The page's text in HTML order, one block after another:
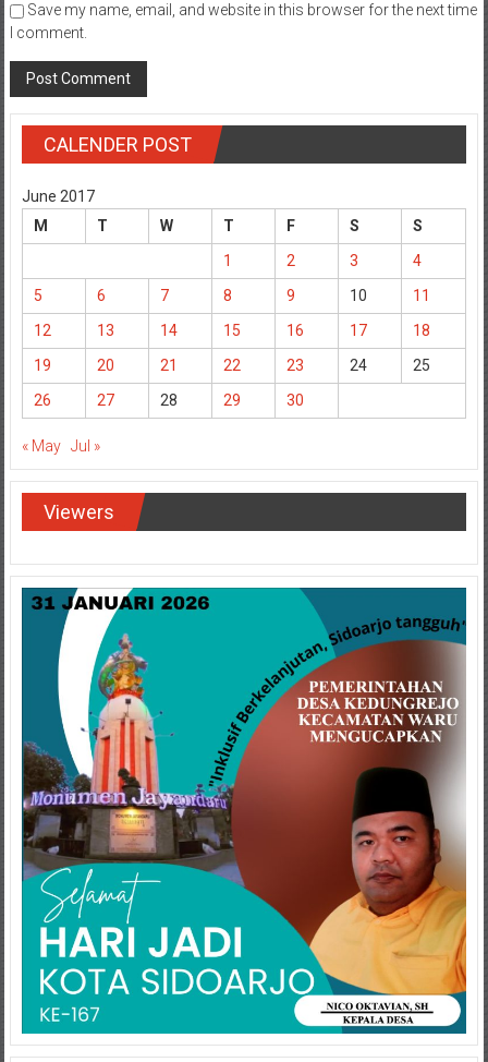
Save my name, email, and website in this browser for the next time
I comment.
CALENDER POST
June 2017
M
T W T F S
S
1
2 3
4
5
6 7 8 9 10
11
12
13 14 15 16 17
18
19
20 21 22 23 24
25
26
27 28 29 30
« May Jul »
Viewers